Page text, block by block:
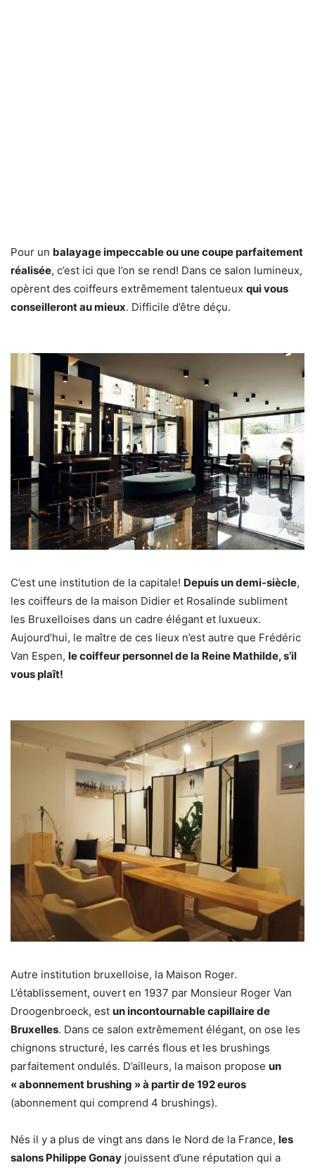
Pour un balayage impeccable ou une coupe parfaitement
réalisée, c’est ici que l’on se rend! Dans ce salon lumineux,
opèrent des coiffeurs extrêmement talentueux qui vous
conseilleront au mieux. Difficile d’être déçu.
C’est une institution de la capitale! Depuis un demi-siècle,
les coiffeurs de la maison Didier et Rosalinde subliment
les Bruxelloises dans un cadre élégant et luxueux.
Aujourd’hui, le maître de ces lieux n’est autre que Frédéric
Van Espen, le coiffeur personnel de la Reine Mathilde, s’il
vous plaît!
Autre institution bruxelloise, la Maison Roger.
L’établissement, ouvert en 1937 par Monsieur Roger Van
Droogenbroeck, est un incontournable capillaire de
Bruxelles. Dans ce salon extrêmement élégant, on ose les
chignons structuré, les carrés flous et les brushings
parfaitement ondulés. D’ailleurs, la maison propose un
« abonnement brushing » à partir de 192 euros
(abonnement qui comprend 4 brushings).
Nés il y a plus de vingt ans dans le Nord de la France, les
salons Philippe Gonay jouissent d’une réputation qui a